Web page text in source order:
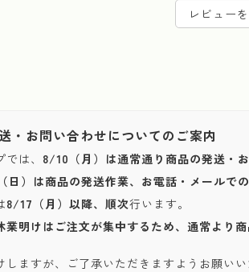
レビュー
・お問い合わせについてのご案内
は、 8/10（月）は通常通り商品の発送・
）は商品の発送作業、お電話・メールで
8/17（月）以降、順次行います。
明けはご注文が集中するため、通常より
ますが、ご了承いただきますようお願いい